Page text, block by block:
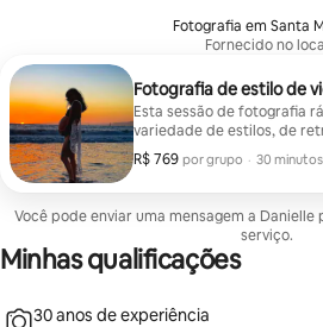
Fotografia em Santa
Fornecido no
Fotografia de estilo de
Esta sessão de fotografia
variedade de estilos, de
família/maternidade a
e boudoir. Escolha a
R$ 769 por grupo
R$ 769 por grupo
, · 30 minutos
Você pode enviar uma mensagem a
serviço.
Minhas qualificações
30 anos de experiência